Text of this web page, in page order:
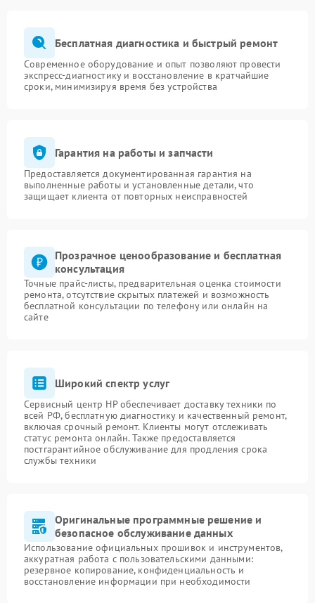
Бесплатная диагностика и быстрый ремонт
Современное оборудование и опыт позволяют провести
экспресс-диагностику и восстановление в кратчайшие
сроки, минимизируя время без устройства
Гарантия на работы и запчасти
Предоставляется документированная гарантия на
выполненные работы и установленные детали, что
защищает клиента от повторных неисправностей
Прозрачное ценообразование и бесплатная
консультация
Точные прайс-листы, предварительная оценка стоимости
ремонта, отсутствие скрытых платежей и возможность
бесплатной консультации по телефону или онлайн на
сайте
Широкий спектр услуг
Сервисный центр HP обеспечивает доставку техники по
всей РФ, бесплатную диагностику и качественный ремонт,
включая срочный ремонт. Клиенты могут отслеживать
статус ремонта онлайн. Также предоставляется
постгарантийное обслуживание для продления срока
службы техники
Оригинальные программные решение и
безопасное обслуживание данных
Использование официальных прошивок и инструментов,
аккуратная работа с пользовательскими данными:
резервное копирование, конфиденциальность и
восстановление информации при необходимости